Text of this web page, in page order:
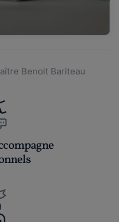
Benoit Bariteau